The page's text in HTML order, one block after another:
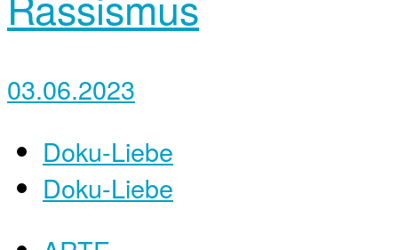
03.06.2023
Doku-Liebe
Doku-Liebe